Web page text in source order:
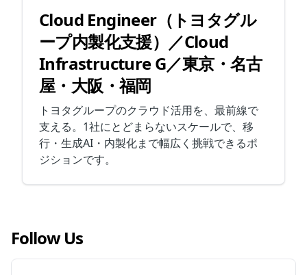
Cloud Engineer（トヨタグル
ープ内製化支援）／Cloud
Infrastructure G／東京・名古
屋・大阪・福岡
トヨタグループのクラウド活用を、最前線で
支える。1社にとどまらないスケールで、移
行・生成AI・内製化まで幅広く挑戦できるポ
ジションです。
Follow Us